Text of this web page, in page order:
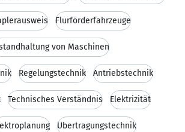
Flurförderfahrzeuge
von Maschinen
Regelungstechnik Antriebstechnik
Technisches Verständnis Elektrizität
Übertragungstechnik